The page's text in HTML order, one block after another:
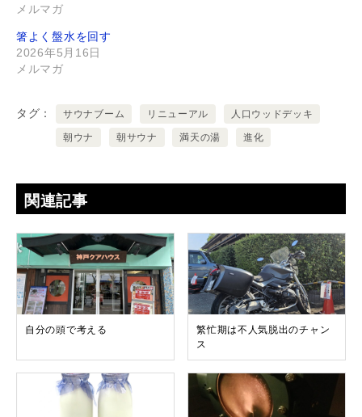
メルマガ
箸よく盤水を回す
2026年5月16日
メルマガ
タグ サウナブーム リニューアル 人口ウッドデッキ
朝ウナ 朝サウナ 満天の湯 進化
関連記事
自分の頭で考える
繁忙期は不人気脱出のチャン
ス